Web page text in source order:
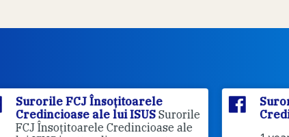
Surorile FCJ Însoțitoarele
Credincioase ale lui ISUS